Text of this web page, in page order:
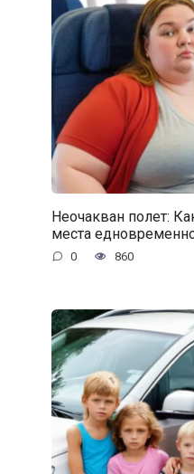
Неочакван полет:
места
0 860